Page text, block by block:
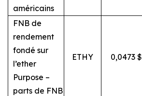
américains
FNB de
rendement
fondé sur
l’ether
Purpose –
parts de FNB
ETHY 0,0473 $